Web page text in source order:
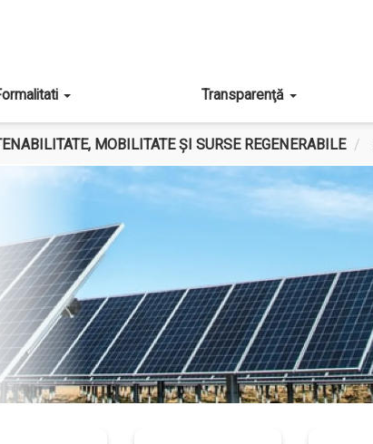
Transparenţă
MOBILITATE ȘI SURSE REGENERABILE